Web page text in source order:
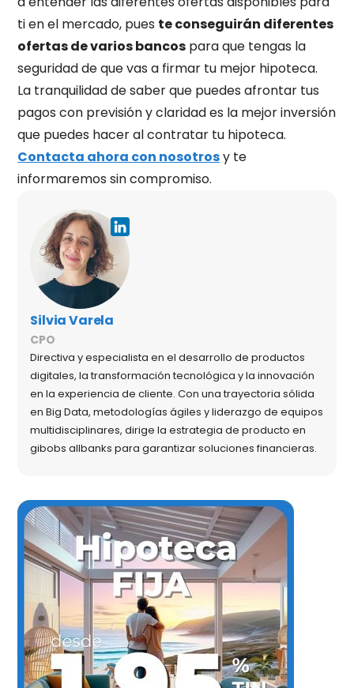
ti en el mercado, pues te conseguirán diferentes
ofertas de varios bancos para que tengas la
seguridad de que vas a firmar tu mejor hipoteca.
La tranquilidad de saber que puedes afrontar tus
pagos con previsión y claridad es la mejor inversión
que puedes hacer al contratar tu hipoteca.
Contacta ahora con nosotrosy te
informaremos sin compromiso.
Silvia Varela
CPO
Directiva y especialista en el desarrollo de productos
digitales, la transformación tecnológica y la innovación
en la experiencia de cliente. Con una trayectoria sólida
en Big Data, metodologías ágiles y liderazgo de equipos
multidisciplinares, dirige la estrategia de producto en
gibobs allbanks para garantizar soluciones financieras.